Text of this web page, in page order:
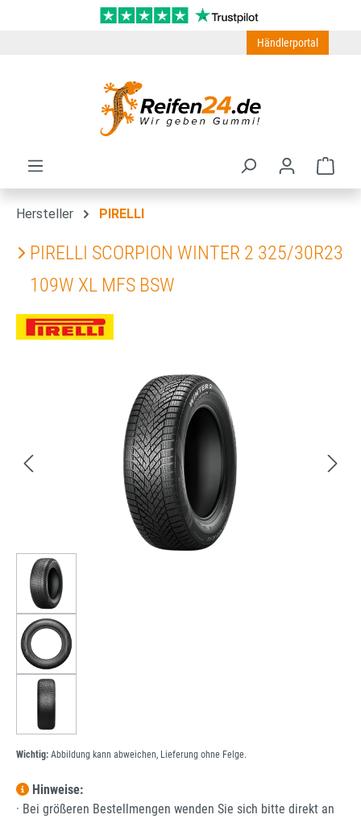
Zum Hauptinhalt springen
Händlerportal
Hersteller PIRELLI
PIRELLI SCORPION WINTER 2 325/30R23
109W XL MFS BSW
Bildergalerie überspringen
Wichtig: Abbildung kann abweichen, Lieferung ohne Felge.
Hinweise:
· Bei größeren Bestellmengen wenden Sie sich bitte direkt an